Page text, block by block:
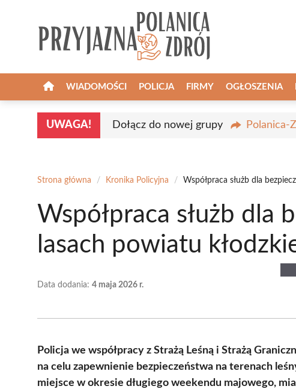
WIADOMOŚCI POLICJA FIRMY OGŁOSZENIA
UWAGA! Dołącz do nowej grupy Polanica-
Strona główna / Kronika Policyjna / Współpraca służb dla
Współpraca służb dla
lasach powiatu
Data dodania: 4 maja 2026 r.
Policja we współpracy z Strażą Leśną i Strażą
na celu zapewnienie bezpieczeństwa na terenach
miejsce w okresie długiego weekendu majowego,